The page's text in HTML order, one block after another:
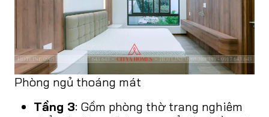
Phòng ngủ thoáng mát
Tầng 3: Gồm phòng thờ trang nghiêm